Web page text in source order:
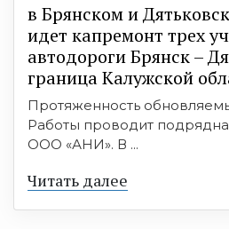
в Брянском и
идет капремонт трех
автодороги Брянск –
граница Калужской
Протяженность
Работы проводит
ООО «АНИ». В ...
Читать далее